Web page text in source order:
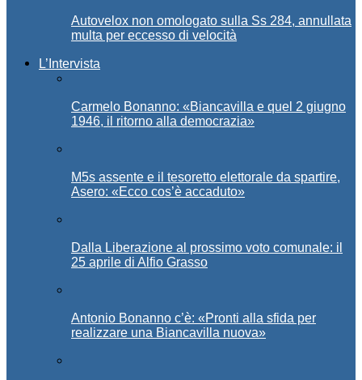
Autovelox non omologato sulla Ss 284, annullata
multa per eccesso di velocità
L’Intervista
Carmelo Bonanno: «Biancavilla e quel 2 giugno
1946, il ritorno alla democrazia»
M5s assente e il tesoretto elettorale da spartire,
Asero: «Ecco cos’è accaduto»
Dalla Liberazione al prossimo voto comunale: il
25 aprile di Alfio Grasso
Antonio Bonanno c’è: «Pronti alla sfida per
realizzare una Biancavilla nuova»